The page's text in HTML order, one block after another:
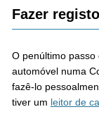
Fazer registo
O penúltimo
automóvel numa
fazê-lo
tiver um leitor de